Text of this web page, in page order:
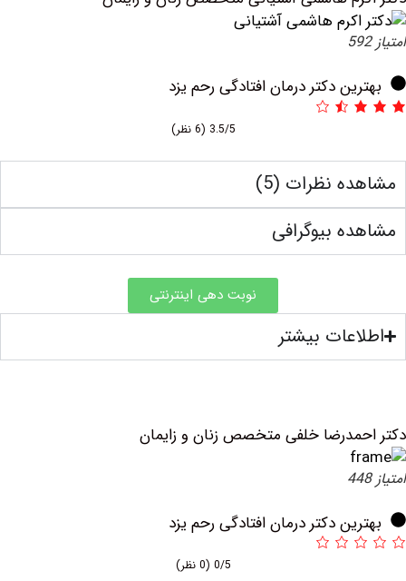
دکتر درمان افتادگی رحم یزد
نظرات (5)
بیوگرافی
نوبت دهی اینترنتی
بیشتر
خلفی متخصص زنان و زایمان
دکتر درمان افتادگی رحم یزد